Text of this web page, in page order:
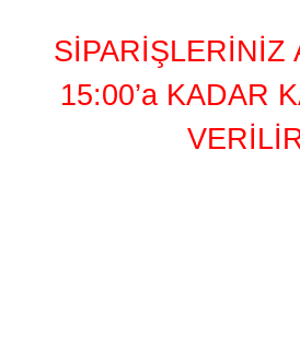
SİPARİŞLERİNİZ
15:00’a KADAR